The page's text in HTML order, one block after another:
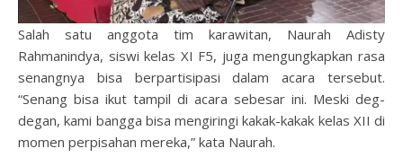
Salah satu anggota tim karawitan, Naurah Adisty
Rahmanindya, siswi kelas XI F5, juga mengungkapkan rasa
senangnya bisa berpartisipasi dalam acara tersebut.
“Senang bisa ikut tampil di acara sebesar ini. Meski deg-
degan, kami bangga bisa mengiringi kakak-kakak kelas XII di
momen perpisahan mereka,” kata Naurah.